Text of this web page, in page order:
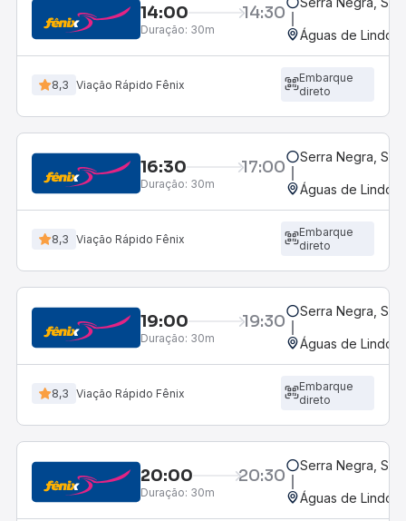
14:00 14:30
Duração: 30m Águas de
8,3 Viação Rápido Fênix
Embarque
direto
16:30 17:00
Duração: 30m
Serra Negra, SP
Águas de
8,3 Viação Rápido Fênix
Embarque
direto
19:00 19:30
Duração: 30m
Serra Negra, SP
Águas de
8,3 Viação Rápido Fênix
Embarque
direto
20:00 20:30
Duração: 30m
Serra Negra, SP
Águas de